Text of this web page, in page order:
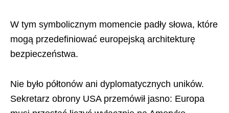
W tym symbolicznym momencie padły słowa, które
mogą przedefiniować europejską architekturę
bezpieczeństwa.
Nie było półtonów ani dyplomatycznych uników.
Sekretarz obrony USA przemówił jasno: Europa